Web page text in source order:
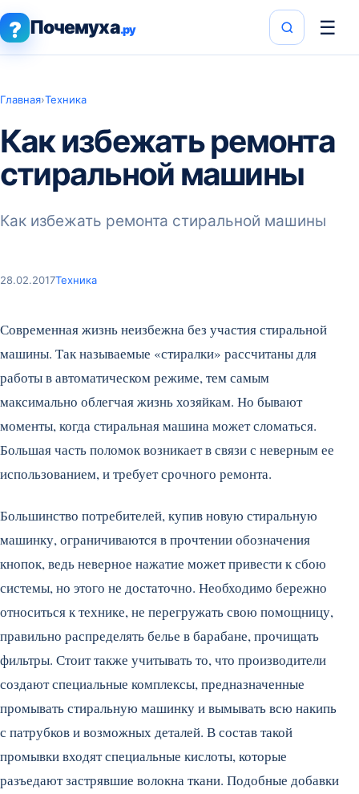
? Почемуха.ру ☰
Главная›Техника
Как избежать ремонта
стиральной машины
Как избежать ремонта стиральной машины
28.02.2017Техника
Современная жизнь неизбежна без участия стиральной
машины. Так называемые «стиралки» рассчитаны для
работы в автоматическом режиме, тем самым
максимально облегчая жизнь хозяйкам. Но бывают
моменты, когда стиральная машина может сломаться.
Большая часть поломок возникает в связи с неверным ее
использованием,и требует срочного ремонта.
Большинство потребителей, купив новую стиральную
машинку, ограничиваются в прочтении обозначения
кнопок, ведь неверное нажатие может привести к сбою
системы, но этого не достаточно. Необходимо бережно
относиться к технике, не перегружать свою помощницу,
правильно распределять белье в барабане, прочищать
фильтры. Стоит также учитывать то, что производители
создают специальные комплексы, предназначенные
промывать стиральную машинку и вымывать всю накипь
с патрубков и возможных деталей. В состав такой
промывки входят специальные кислоты, которые
разъедают застрявшие волокна ткани. Подобные добавки